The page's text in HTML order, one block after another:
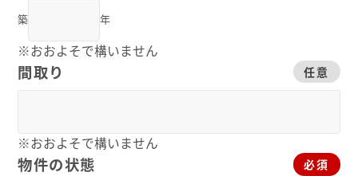
築 年
※おおよそで構いません
任意
間取り
※おおよそで構いません
必須
物件の状態